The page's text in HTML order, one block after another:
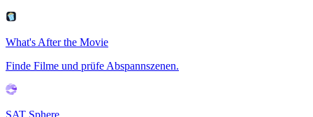
What's After the Movie
Finde Filme und prüfe Abspannszenen.
SAT Sphere